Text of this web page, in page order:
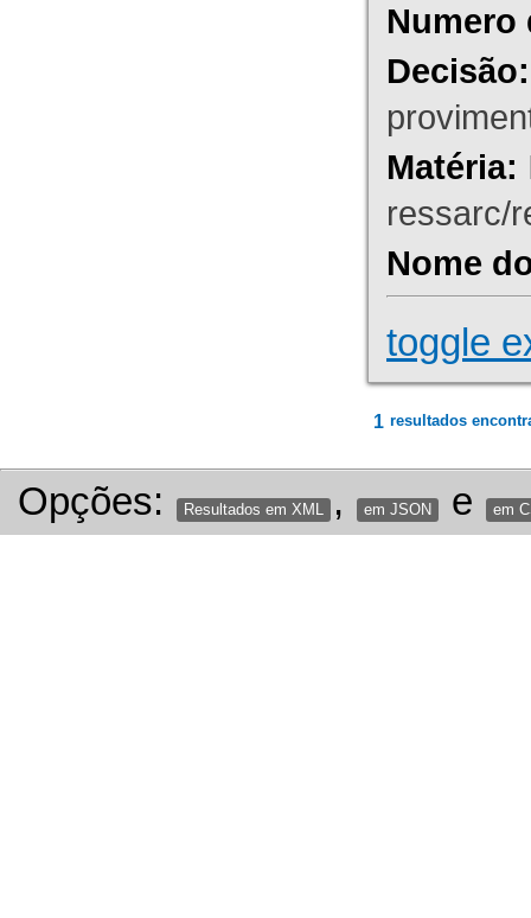
Numero
Decisão:
Matéria:
ressarc/
Nome
toggle
1 resultados
Opções: Resultados em XML , em JSON e em